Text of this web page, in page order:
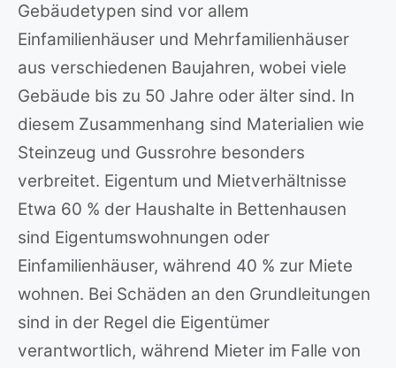
Gebäudetypen sind vor allem
Einfamilienhäuser und Mehrfamilienhäuser
aus verschiedenen Baujahren, wobei viele
Gebäude bis zu 50 Jahre oder älter sind. In
diesem Zusammenhang sind Materialien wie
Steinzeug und Gussrohre besonders
verbreitet. Eigentum und Mietverhältnisse
Etwa 60 % der Haushalte in Bettenhausen
sind Eigentumswohnungen oder
Einfamilienhäuser, während 40 % zur Miete
wohnen. Bei Schäden an den Grundleitungen
sind in der Regel die Eigentümer
verantwortlich, während Mieter im Falle von